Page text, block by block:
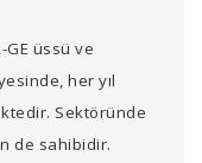
GE üssü ve
her yıl
Sektöründe
de sahibidir.